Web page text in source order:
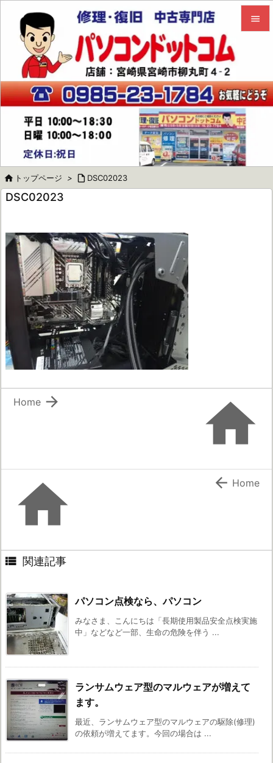

サイド


 トップページ >  DSC02023
DSC02023


Home
  Home
 関連記事
パソコン点検なら、パソコン
みなさま、こんにちは「長期使用製品安全点検実施
中」などなど一部、生命の危険を伴う ...
ランサムウェア型のマルウェアが増えて
ます。
最近、ランサムウェア型のマルウェアの駆除(修理)
の依頼が増えてます。今回の場合は ...